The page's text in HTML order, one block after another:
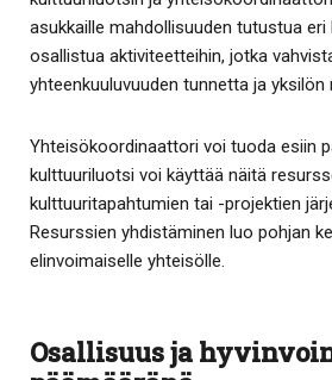
asukkaille mahdollisuuden tutustua eri
osallistua aktiviteetteihin, jotka
yhteenkuuluvuuden tunnetta ja yksilön
Yhteisökoordinaattori voi tuoda esiin
kulttuuriluotsi voi käyttää näitä
kulttuuritapahtumien tai -projektien
Resurssien yhdistäminen luo pohjan
elinvoimaiselle yhteisölle.
Osallisuus ja